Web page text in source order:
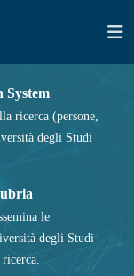
System
ricerca (persone,
degli Studi
le
degli Studi